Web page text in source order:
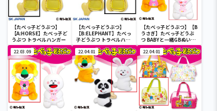
【たべっ子どうぶつ】
【A:HORSE】たべっ子ど
うぶつ トラベルハンガー
【たべっ子どうぶつ】
【B:ELEPHANT】たべっ
子どうぶつ トラベルハン
ガー
【たべっ子どうぶつ】【B
うさぎ】たべっ子どうぶ
つ BABYと一緒GBぬいぐ
るみ
22.03.09 22.04.01 22.04.01